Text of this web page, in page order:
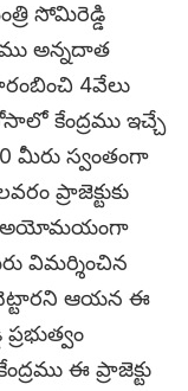
సోమిరెడ్డి
అన్నదాత
4వేలు
కేంద్రము ఇచ్చే
మీరు స్వంతంగా
ప్రాజెక్టుకు
అయోమయంగా
విమర్శించిన
బెట్టారని ఆయన ఈ
ఈ ప్రాజెక్టు